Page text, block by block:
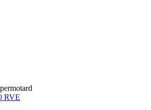
RVE